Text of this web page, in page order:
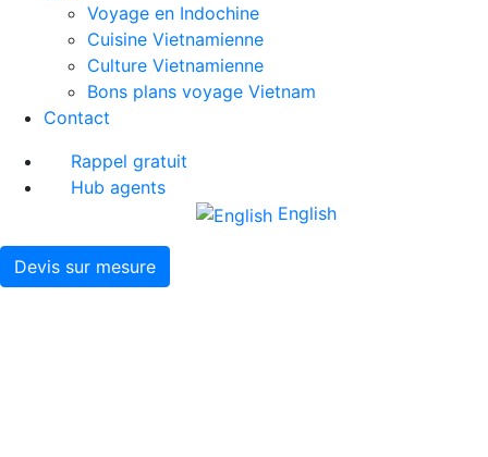
Voyage en Indochine
Cuisine Vietnamienne
Culture Vietnamienne
Bons plans voyage Vietnam
Contact
Rappel gratuit
Hub agents
English
Devis sur mesure